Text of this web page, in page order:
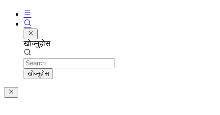
खोज्नुहोस
Search
खोज्नुहोस